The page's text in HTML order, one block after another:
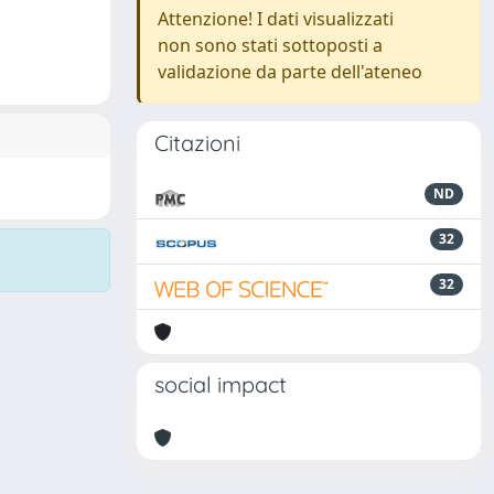
Attenzione! I dati visualizzati
non sono stati sottoposti a
validazione da parte dell'ateneo
Citazioni
ND
32
32
social impact